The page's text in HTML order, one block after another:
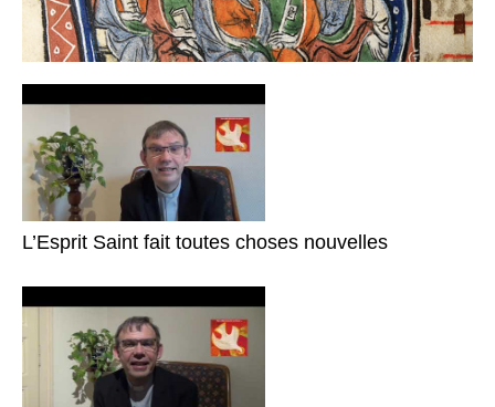
L’Esprit Saint fait toutes choses nouvelles